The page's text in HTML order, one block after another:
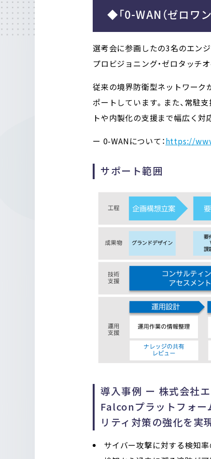
◆「0-WAN（ゼロワン
選考会に参画したの3名のエン
プロビジョニング・ゼロタッチ
従来の境界防衛型ネットワーク
ポートしています。また、常駐
トや内製化の支援まで幅広く対
ー 0-WANについて：https://
サポート範囲
導入事例 ー 株式会社
Falconプラットフォー
リティ対策の強化を実現
サイバー攻撃に対する検知